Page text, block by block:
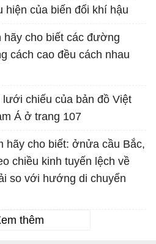
hiện của biến đổi khí hậu
hãy cho biết các đường
cách cao đều cách nhau
chiếu của bản đồ Việt
Á ở trang 107
hãy cho biết: ởnửa cầu Bắc,
chiều kinh tuyến lệch về
so với hướng di chuyển
thêm